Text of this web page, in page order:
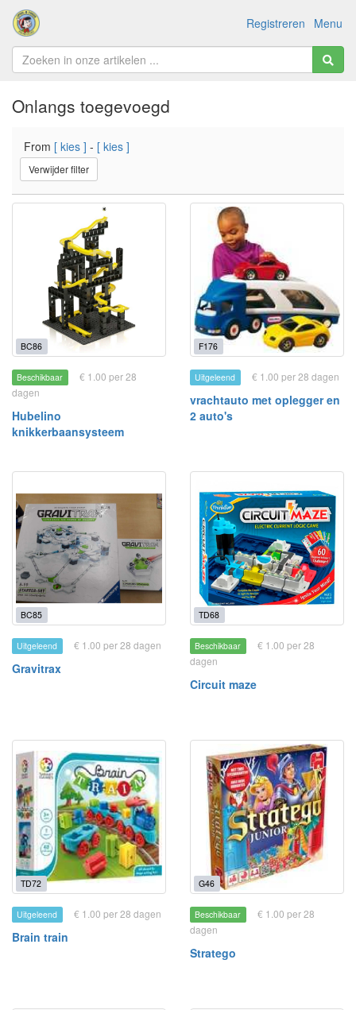
Menu
Registreren
Onlangs toegevoegd
From [ kies ] - [ kies ]
Verwijder filter
BC86
Beschikbaar
€ 1.00 per 28
dagen
Hubelino
knikkerbaansysteem
F176
Uitgeleend € 1.00 per 28 dagen
vrachtauto met oplegger en
2 auto's
BC85
Uitgeleend € 1.00 per 28 dagen
Gravitrax
TD68
Beschikbaar
€ 1.00 per 28
dagen
Circuit maze
TD72
Uitgeleend € 1.00 per 28 dagen
Brain train
G46
Beschikbaar
€ 1.00 per 28
dagen
Stratego